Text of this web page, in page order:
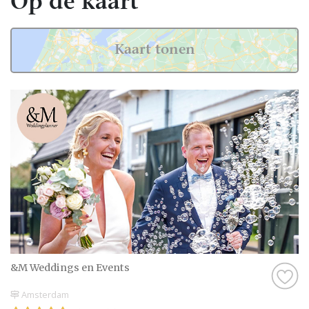
anderen vinden. Daarom biedt Bruiloft.nl je
de mogelijkheid om beoordelingen te lezen
van bruidsparen die al ervaring hebben met
de professionals in Amsterdam.
Deze ervaringen zijn waardevol, omdat ze je
een eerlijk beeld geven van wat je kunt
verwachten. Als er nog geen beoordelingen
zijn, kan dat ook een kans zijn. Misschien
mogen jullie wel de eerste zijn die een review
achterlaat! Zo help je niet alleen andere
bruidsparen, maar creëer je ook een
blijvende herinnering aan jullie eigen
ervaring.
Tips voor het kiezen van Weddingplanner
in Amsterdam
Voordat je een definitieve keuze maakt, is
&M Weddings en Events
Amsterdam
Kaart tonen